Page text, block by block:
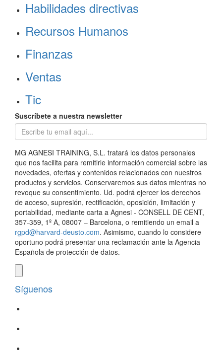
Habilidades directivas
Recursos Humanos
Finanzas
Ventas
Tic
Suscríbete a nuestra newsletter
MG AGNESI TRAINING, S.L. tratará los datos personales
que nos facilita para remitirle información comercial sobre las
novedades, ofertas y contenidos relacionados con nuestros
productos y servicios. Conservaremos sus datos mientras no
revoque su consentimiento. Ud. podrá ejercer los derechos
de acceso, supresión, rectificación, oposición, limitación y
portabilidad, mediante carta a Agnesi - CONSELL DE CENT,
357-359, 1º A, 08007 – Barcelona, o remitiendo un email a
rgpd@harvard-deusto.com. Asimismo, cuando lo considere
oportuno podrá presentar una reclamación ante la Agencia
Española de protección de datos.
Síguenos